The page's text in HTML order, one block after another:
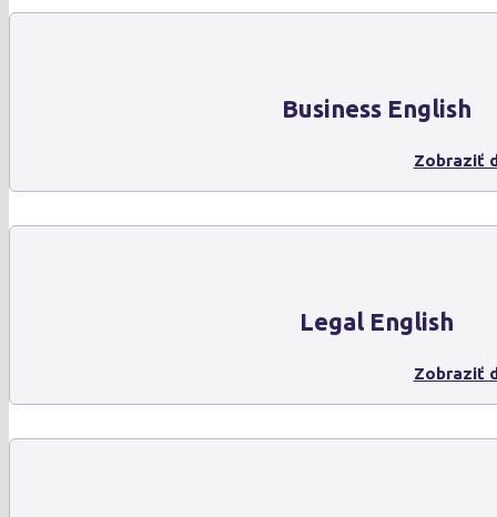
Business English
Zobraziť
Legal English
Zobraziť